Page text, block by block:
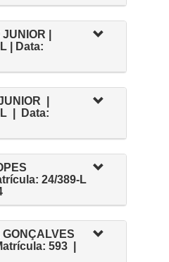
|
| Data:
|
L | Data:
24/389-L
GONÇALVES
593 |